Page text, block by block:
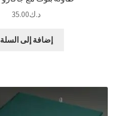
د.ك35.00
إضافة إلى السلة